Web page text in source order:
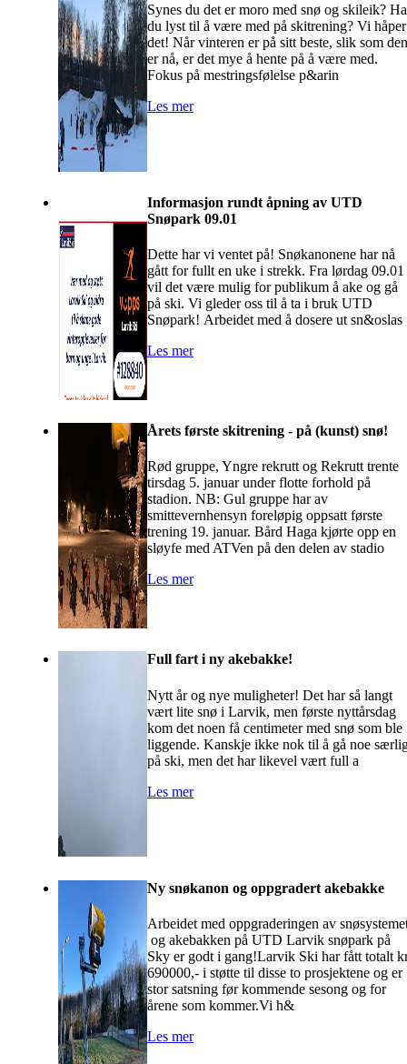
Synes du det er moro med snø og skileik?
du lyst til å være med på skitrening? Vi håper
det! Når vinteren er på sitt beste, slik som den
er nå, er det mye å hente på å være med.
Fokus på mestringsfølelse p&arin
Les mer
Informasjon rundt åpning av UTD
Snøpark 09.01
Dette har vi ventet på! Snøkanonene har nå
gått for fullt en uke i strekk. Fra lørdag 09.01
vil det være mulig for publikum å ake og gå
på ski. Vi gleder oss til å ta i bruk UTD
Snøpark! Arbeidet med å dosere ut sn&oslas
Les mer
Årets første skitrening - på (kunst) snø!
Rød gruppe, Yngre rekrutt og Rekrutt trente
tirsdag 5. januar under flotte forhold på
stadion. NB: Gul gruppe har av
smittevernhensyn foreløpig oppsatt første
trening 19. januar. Bård Haga kjørte opp en
sløyfe med ATVen på den delen av stadio
Les mer
Full fart i ny akebakke!
Nytt år og nye muligheter! Det har så langt
vært lite snø i Larvik, men første nyttårsdag
kom det noen få centimeter med snø som ble
liggende. Kanskje ikke nok til å gå noe
på ski, men det har likevel vært full a
Les mer
Ny snøkanon og oppgradert akebakke
Arbeidet med oppgraderingen av
og akebakken på UTD Larvik snøpark på
Sky er godt i gang!Larvik Ski har fått totalt
690000,- i støtte til disse to prosjektene og er
stor satsning før kommende sesong og for
årene som kommer.Vi h&
Les mer